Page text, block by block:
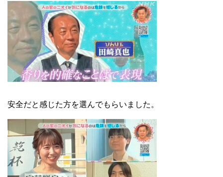
安全だと感じた方を選んでもらいました。